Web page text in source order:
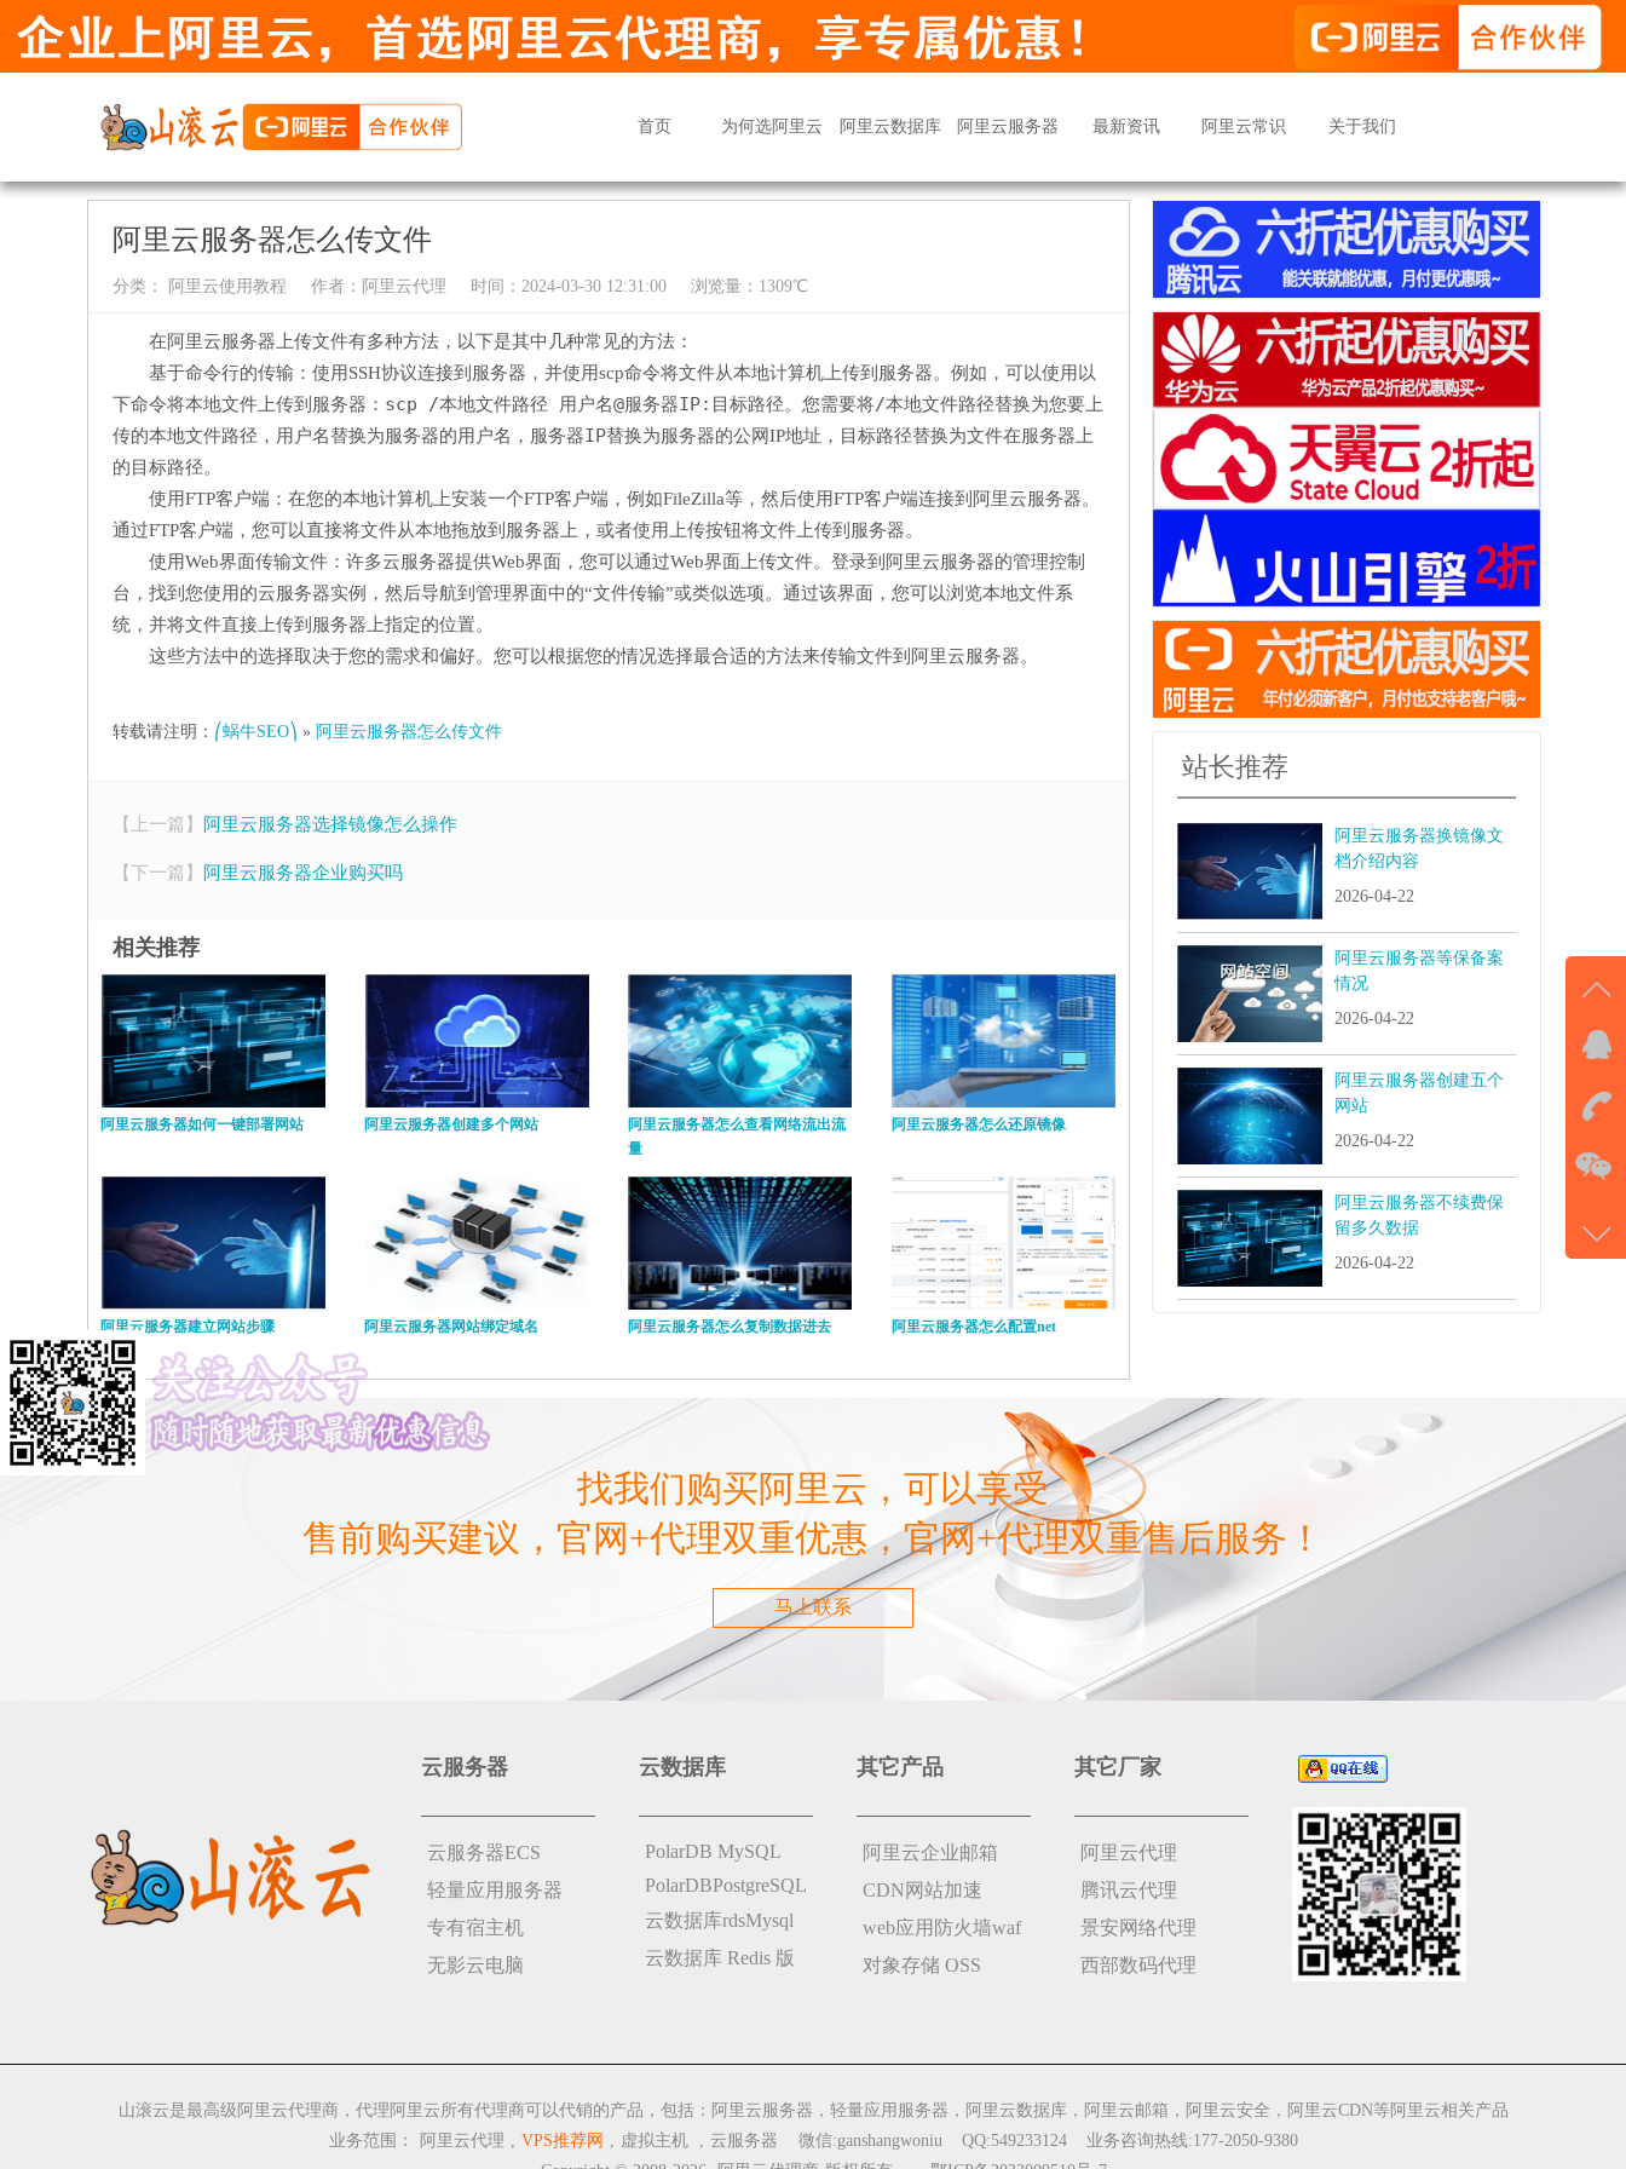
首页 为何选阿里云 阿里云数据库 阿里云服务器 最新资讯 阿里云常识 关于我们
阿里云服务器怎么传文件
分类： 阿里云使用教程 作者： 阿里云代理 时间：2024-03-30 12:31:00 浏览量：1309℃
在阿里云服务器上传文件有多种方法，以下是其中几种常见的方法：
基于命令行的传输：使用SSH协议连接到服务器，并使用scp命令将文件从本地计算机上传到服务器。例如，可以使用以
下命令将本地文件上传到服务器： scp /本地文件路径 用户名@服务器IP:目标路径。您需要将/本地文件路径替换为您要上
传的本地文件路径， 用户名替换为服务器的用户名， 服务器IP替换为服务器的公网IP地址， 目标路径替换为文件在服务器上
的目标路径。
使用FTP客户端：在您的本地计算机上安装一个FTP客户端，例如FileZilla等，然后使用FTP客户端连接到阿里云服务器。
通过FTP客户端，您可以直接将文件从本地拖放到服务器上，或者使用上传按钮将文件上传到服务器。
使用Web界面传输文件：许多云服务器提供Web界面，您可以通过Web界面上传文件。登录到阿里云服务器的管理控制
台，找到您使用的云服务器实例，然后导航到管理界面中的“文件传输”或类似选项。通过该界面，您可以浏览本地文件系
统，并将文件直接上传到服务器上指定的位置。
这些方法中的选择取决于您的需求和偏好。您可以根据您的情况选择最合适的方法来传输文件到阿里云服务器。
转载请注明： ⎛蜗牛SEO⎞ » 阿里云服务器怎么传文件
【上一篇】 阿里云服务器选择镜像怎么操作
【下一篇】 阿里云服务器企业购买吗
相关推荐
阿里云服务器如何一键部署网站 阿里云服务器创建多个网站
阿里云服务器怎么查看网络流出流
量
阿里云服务器怎么还原镜像
阿里云服务器建立网站步骤 阿里云服务器网站绑定域名 阿里云服务器怎么复制数据进去 阿里云服务器怎么配置net
站长推荐
阿里云服务器换镜像文
档介绍内容
2026-04-22
阿里云服务器等保备案
情况
2026-04-22
阿里云服务器创建五个
网站
2026-04-22
阿里云服务器不续费保
留多久数据
2026-04-22
找我们购买阿里云，可以享受
售前购买建议，官网+代理双重优惠，官网+代理双重售后服务！
马上联系
云服务器
云服务器ECS
轻量应用服务器
专有宿主机
无影云电脑
云数据库
PolarDB MySQL
PolarDBPostgreSQL
云数据库rdsMysql
云数据库 Redis 版
其它产品
阿里云企业邮箱
CDN网站加速
web应用防火墙waf
对象存储 OSS
其它厂家
阿里云代理
腾讯云代理
景安网络代理
西部数码代理
山滚云是最高级阿里云代理商，代理阿里云所有代理商可以代销的产品，包括：阿里云服务器，轻量应用服务器，阿里云数据库，阿里云邮箱，阿里云安全，阿里云CDN等阿里云相关产品
业务范围：
阿里云代理 , VPS推荐网 , 虚拟主机 , 云服务器
微信:ganshangwoniu QQ:549233124 业务咨询热线:177-2050-9380
QQ
击
177-